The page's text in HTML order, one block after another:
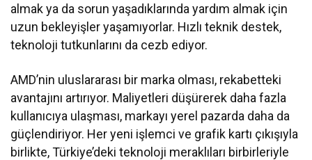
almak ya da sorun yaşadıklarında yardım almak için
uzun bekleyişler yaşamıyorlar. Hızlı teknik destek,
teknoloji tutkunlarını da cezb ediyor.
AMD’nin uluslararası bir marka olması, rekabetteki
avantajını artırıyor. Maliyetleri düşürerek daha fazla
kullanıcıya ulaşması, markayı yerel pazarda daha da
güçlendiriyor. Her yeni işlemci ve grafik kartı çıkışıyla
birlikte, Türkiye’deki teknoloji meraklıları birbirleriyle